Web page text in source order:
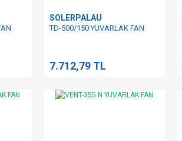
SOLERPALAU
TD-500/150 YUVARLAK FAN
7.712,79 TL